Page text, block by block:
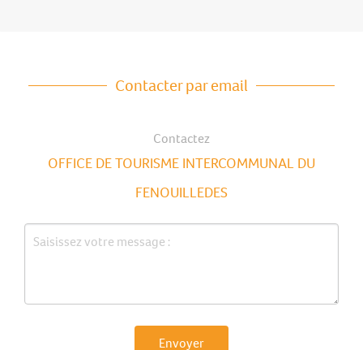
Contacter par email
Contactez
OFFICE DE TOURISME INTERCOMMUNAL DU
FENOUILLEDES
Envoyer